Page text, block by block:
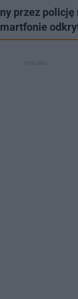
przez policję